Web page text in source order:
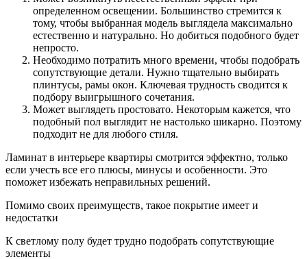
определенном освещении. Большинство стремится к
тому, чтобы выбранная модель выглядела максимально
естественно и натурально. Но добиться подобного будет
непросто.
Необходимо потратить много времени, чтобы подобрать
сопутствующие детали. Нужно тщательно выбирать
плинтусы, рамы окон. Ключевая трудность сводится к
подбору выигрышного сочетания.
Может выглядеть простовато. Некоторым кажется, что
подобный пол выглядит не настолько шикарно. Поэтому
подходит не для любого стиля.
Ламинат в интерьере квартиры смотрится эффектно, только
если учесть все его плюсы, минусы и особенности. Это
поможет избежать неправильных решений.
Помимо своих преимуществ, такое покрытие имеет и
недостатки
К светлому полу будет трудно подобрать сопутствующие
элементы